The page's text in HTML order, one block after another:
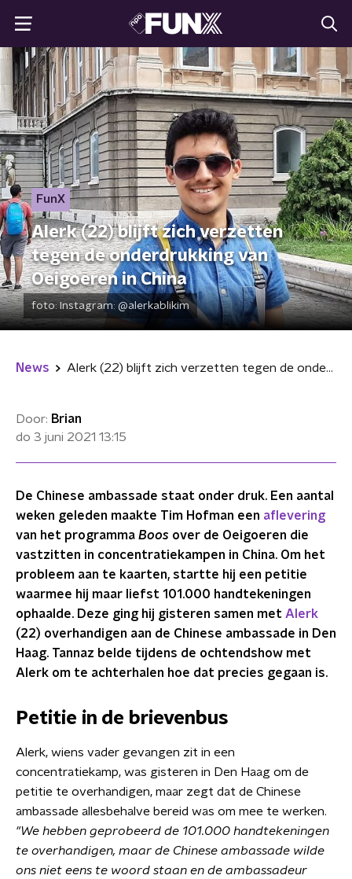
FunX
Alerk (22) blijft zich verzetten
tegen de onderdrukking van
Oeigoeren in China
foto: Instagram: @alerkablikim
News Alerk (22) blijft zich verzetten tegen de onderdrukking van Oeigoeren in China
Door: Brian
do 3 juni 2021 13:15
De Chinese ambassade staat onder druk. Een aantal
weken geleden maakte Tim Hofman een aflevering
van het programma Boos over de Oeigoeren die
vastzitten in concentratiekampen in China. Om het
probleem aan te kaarten, startte hij een petitie
waarmee hij maar liefst 101.000 handtekeningen
ophaalde. Deze ging hij gisteren samen met Alerk
(22) overhandigen aan de Chinese ambassade in Den
Haag. Tannaz belde tijdens de ochtendshow met
Alerk om te achterhalen hoe dat precies gegaan is.
Petitie in de brievenbus
Alerk, wiens vader gevangen zit in een
concentratiekamp, was gisteren in Den Haag om de
petitie te overhandigen, maar zegt dat de Chinese
ambassade allesbehalve bereid was om mee te werken.
"We hebben geprobeerd de 101.000 handtekeningen
te overhandigen, maar de Chinese ambassade wilde
ons niet eens te woord staan en de ambassadeur